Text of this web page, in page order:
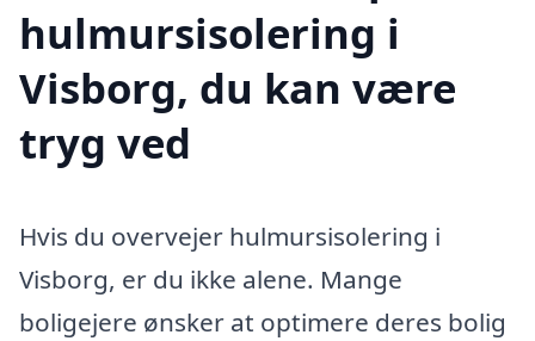
hulmursisolering i
Visborg, du kan være
tryg ved
Hvis du overvejer hulmursisolering i
Visborg, er du ikke alene. Mange
boligejere ønsker at optimere deres bolig